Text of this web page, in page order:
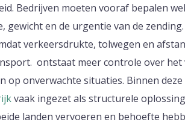
Bedrijven moeten vooraf bepalen
en de urgentie van de
verkeersdrukte, tolwegen en
ontstaat meer controle over het
onverwachte situaties. Binnen
vaak ingezet als structurele
landen vervoeren en behoefte